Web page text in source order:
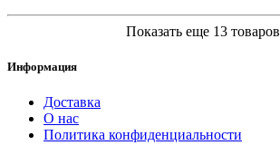
Показать еще 13 товаров
Информация
Доставка
О нас
Политика конфиденциальности